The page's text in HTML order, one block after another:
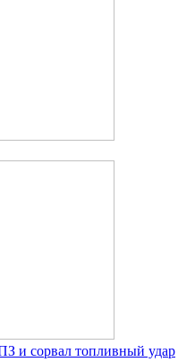
и сорвал топливный удар